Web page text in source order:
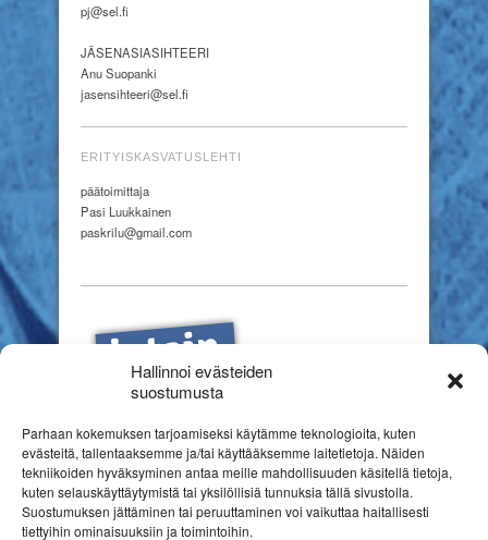
Hallinnoi evästeiden
suostumusta
Parhaan kokemuksen tarjoamiseksi käytämme teknologioita, kuten
evästeitä, tallentaaksemme ja/tai käyttääksemme laitetietoja. Näiden
tekniikoiden hyväksyminen antaa meille mahdollisuuden käsitellä tietoja,
kuten selauskäyttäytymistä tai yksilöllisiä tunnuksia tällä sivustolla.
Suostumuksen jättäminen tai peruuttaminen voi vaikuttaa haitallisesti
tiettyihin ominaisuuksiin ja toimintoihin.
pj@sel.fi
JÄSENASIASIHTEERI
Anu Suopanki
jasensihteeri@sel.fi
ERITYISKASVATUSLEHTI
päätoimittaja
Pasi Luukkainen
paskrilu@gmail.com